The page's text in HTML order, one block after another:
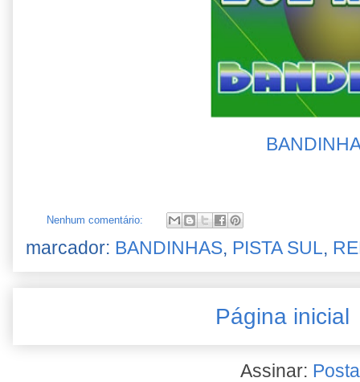
Nenhum comentário:
marcador: BANDINHAS, PISTA SUL,
Página inicial
Assinar: